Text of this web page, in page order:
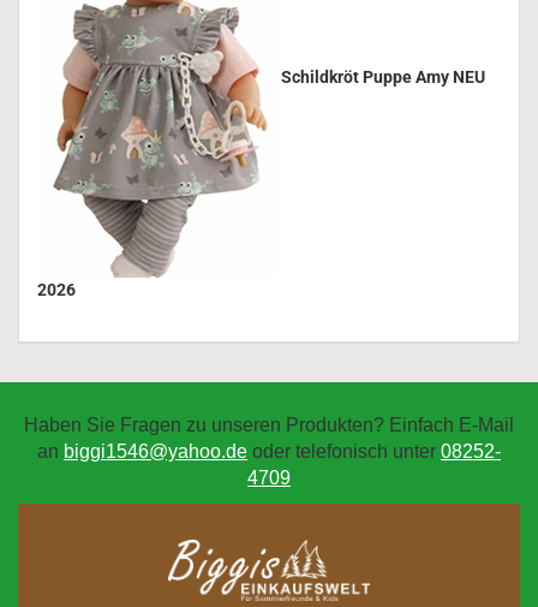
Schildkröt Puppe Amy NEU
2026
Haben Sie Fragen zu unseren Produkten? Einfach E-Mail
an biggi1546@yahoo.de oder telefonisch unter 08252-
4709